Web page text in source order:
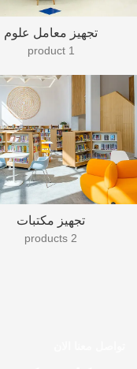
تجهيز معامل علوم
1 product
تجهيز مكتبات
2 products